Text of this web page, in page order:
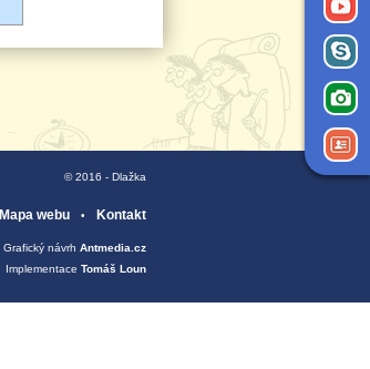
© 2016 - Dlažka
Mapa webu Kontakt
Grafický návrh Antmedia.cz
Implementace Tomáš Loun